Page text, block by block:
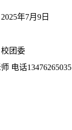
2025年7月 9日
团委
电话13476265035